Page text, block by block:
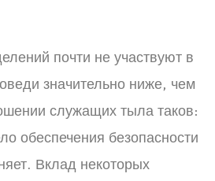
почти не участвуют в
значительно ниже, чем
служащих тыла таков:
обеспечения безопасности
Вклад некоторых